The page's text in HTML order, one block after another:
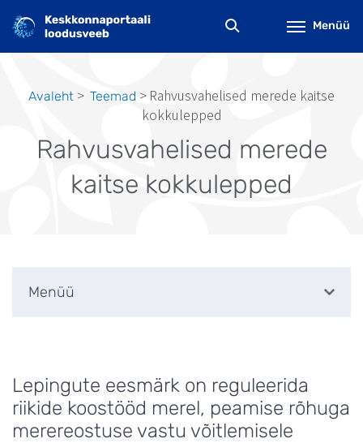
edasi
põhisisu
juurde
Menüü
Avaleht Teemad
Rahvusvahelised merede kaitse
kokkulepped
Rahvusvahelised merede
kaitse kokkulepped
Menüü
Lepingute eesmärk on reguleerida
riikide koostööd merel, peamise rõhuga
merereostuse vastu võitlemisele